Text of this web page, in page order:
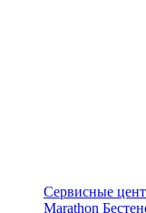
Сервисные
Marathon